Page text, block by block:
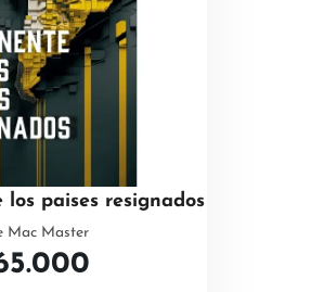
paises resignados
Mac Master